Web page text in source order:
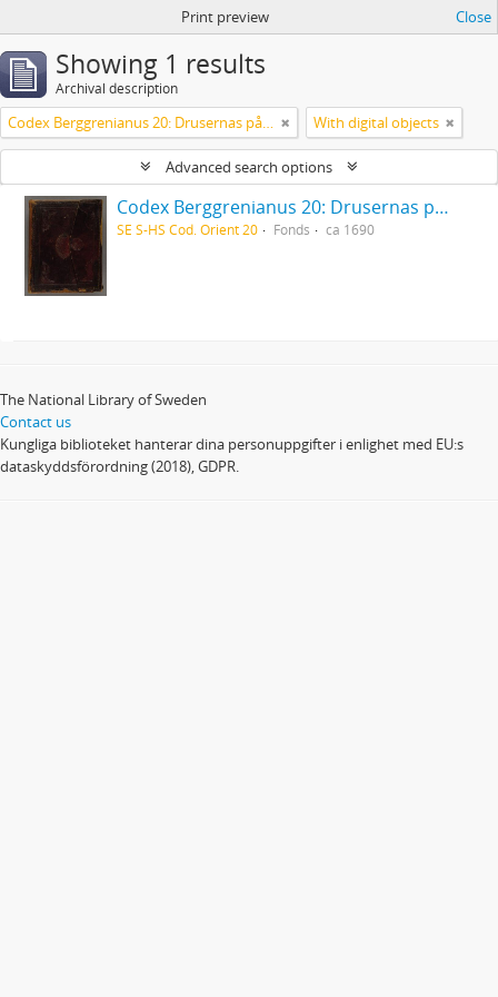
Print preview Close
Showing 1 results
Archival description
Codex Berggrenianus 20: Drusernas på Libanon heliga bok With digital objects
Advanced search options
Codex Berggrenianus 20: Drusernas på Libanon heliga bok
SE S-HS Cod. Orient 20 Fonds ca 1690
The National Library of Sweden
Contact us
Kungliga biblioteket hanterar dina personuppgifter i enlighet med EU:s
dataskyddsförordning (2018), GDPR.